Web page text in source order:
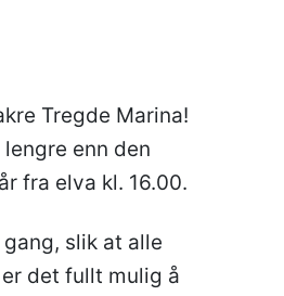
Tregde Marina!
enn den
fra elva kl. 16.00.
slik at alle
det fullt mulig å